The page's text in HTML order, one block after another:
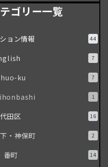
ゴリー一覧
ョン情報 44
7
ku 7
1
田区 16
・神保町 2
番町 14